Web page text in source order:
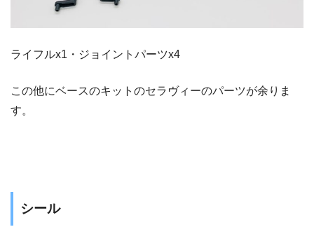
ライフルx1・ジョイントパーツx4
この他にベースのキットのセラヴィーのパーツが余りま
す。
シール